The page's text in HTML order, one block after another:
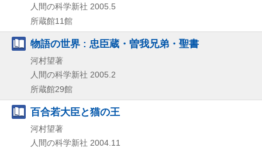
人間の科学新社 2005.5
所蔵館11館
物語の世界 : 忠臣蔵・曽我兄弟・聖書
河村望著
人間の科学新社 2005.2
所蔵館29館
百合若大臣と猫の王
河村望著
人間の科学新社 2004.11